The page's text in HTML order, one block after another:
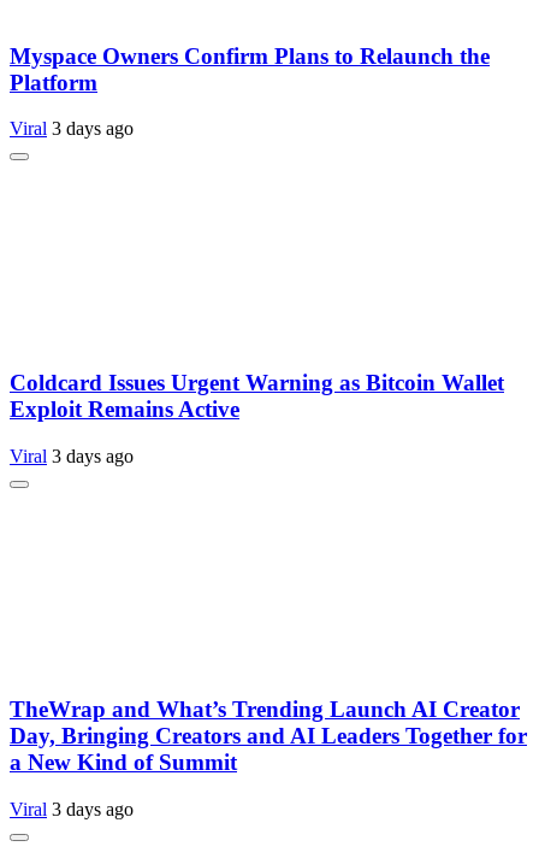
Myspace Owners Confirm Plans to Relaunch the
Platform
Viral 3 days ago
Coldcard Issues Urgent Warning as Bitcoin Wallet
Exploit Remains Active
Viral 3 days ago
TheWrap and What’s Trending Launch AI Creator
Day, Bringing Creators and AI Leaders Together for
a New Kind of Summit
Viral 3 days ago